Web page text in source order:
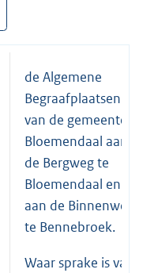
de Algemene
Begraafplaatsen
van de gemeente
Bloemendaal aan
de Bergweg te
Bloemendaal en
aan de Binnenweg
te Bennebroek.
Waar sprake is van